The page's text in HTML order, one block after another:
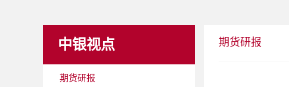
中银视点
期货研报
期货研报